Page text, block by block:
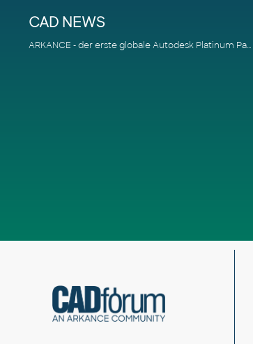
CAD NEWS
ARKANCE - der erste globale Autodesk Platinum Partner